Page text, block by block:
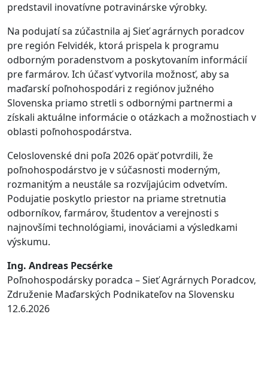
predstavil inovatívne potravinárske výrobky.
Na podujatí sa zúčastnila aj Sieť agrárnych poradcov
pre región Felvidék, ktorá prispela k programu
odborným poradenstvom a poskytovaním informácií
pre farmárov. Ich účasť vytvorila možnosť, aby sa
maďarskí poľnohospodári z regiónov južného
Slovenska priamo stretli s odbornými partnermi a
získali aktuálne informácie o otázkach a možnostiach v
oblasti poľnohospodárstva.
Celoslovenské dni poľa 2026 opäť potvrdili, že
poľnohospodárstvo je v súčasnosti moderným,
rozmanitým a neustále sa rozvíjajúcim odvetvím.
Podujatie poskytlo priestor na priame stretnutia
odborníkov, farmárov, študentov a verejnosti s
najnovšími technológiami, inováciami a výsledkami
výskumu.
Ing. Andreas Pecsérke
Poľnohospodársky poradca – Sieť Agrárnych Poradcov,
Združenie Maďarských Podnikateľov na Slovensku
12.6.2026